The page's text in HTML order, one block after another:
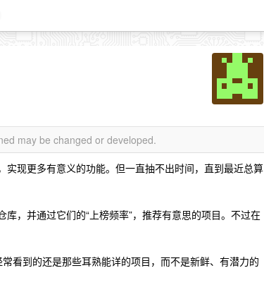
may be changed or developed.
实现更多有意义的功能。但一直抽不出时间，直到最近总算
，并通过它们的“上榜频率”，推荐有意思的项目。不过在
看到的还是那些耳熟能详的项目，而不是新鲜、有潜力的